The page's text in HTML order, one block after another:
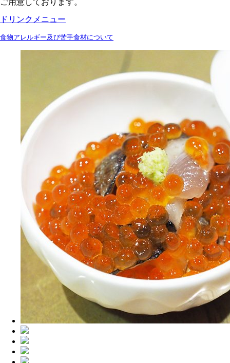
ドリンクメニュー
食物アレルギー及び苦手食材について